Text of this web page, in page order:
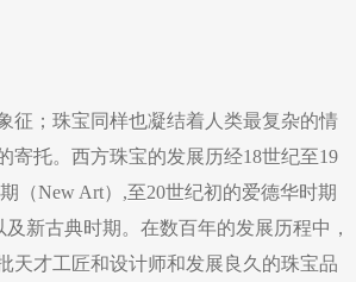
征；珠宝同样也凝结着人类最复杂的情
寄托。西方珠宝的发展历经18世纪至19
（New Art）,至20世纪初的爱德华时期
及新古典时期。在数百年的发展历程中，
天才工匠和设计师和发展良久的珠宝品